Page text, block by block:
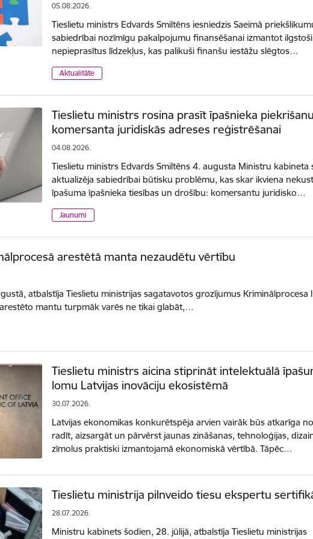
05.08.2026.
Tieslietu ministrs Edvards Smiltēns iesniedzis Saeimā
sabiedrībai nozīmīgu pakalpojumu finansēšanai izmantot ilgstoši
nepieprasītus līdzekļus, kas palikuši finanšu iestāžu slēgtos…
Aktualitāte
Tieslietu ministrs rosina prasīt īpašnieka piekrišanu
komersanta juridiskās adreses reģistrēšanai
04.08.2026.
Tieslietu ministrs Edvards Smiltēns 4. augusta Ministru kabineta
aktualizēja sabiedrībai būtisku problēmu, kas skar ikviena
īpašuma īpašnieka tiesības un drošību: komersantu juridisko…
Jaunumi
arestētā manta nezaudētu vērtību
atbalstīja Tieslietu ministrijas sagatavotos grozījumus Kriminālprocesa
mantu turpmāk varēs ne tikai glabāt,…
Tieslietu ministrs aicina stiprināt intelektuālā
lomu Latvijas inovāciju ekosistēmā
30.07.2026.
Latvijas ekonomikas konkurētspēja arvien vairāk būs atkarīga
radīt, aizsargāt un pārvērst jaunas zināšanas, tehnoloģijas,
zīmolus praktiski izmantojamā ekonomiskā vērtībā. Tāpēc…
Tieslietu ministrija pilnveido tiesu ekspertu
28.07.2026.
Ministru kabinets šodien, 28. jūlijā, atbalstīja Tieslietu ministrijas